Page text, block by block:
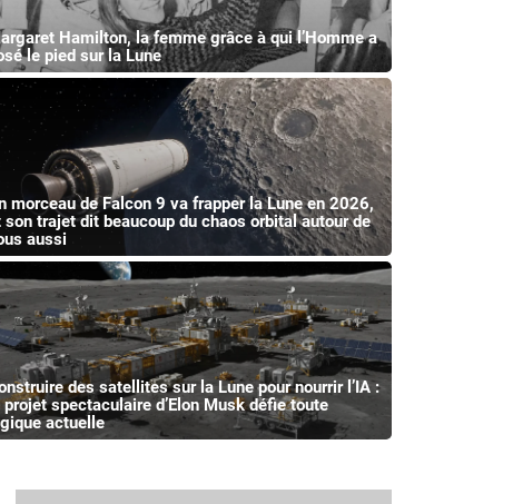
Hamilton, la femme grâce à qui l’Homme a
le pied sur la Lune
morceau de Falcon 9 va frapper la Lune en 2026,
son trajet dit beaucoup du chaos orbital autour de
aussi
des satellites sur la Lune pour nourrir l’IA :
projet spectaculaire d’Elon Musk défie toute
actuelle